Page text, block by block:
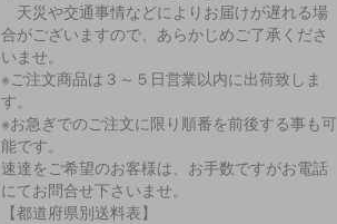
天災や交通事情などによりお届けが遅れる場
合がございますので、あらかじめご了承くださ
いませ。
※ご注文商品は３～５日営業以内に出荷致しま
す。
※お急ぎでのご注文に限り順番を前後する事も可
能です。
速達をご希望のお客様は、お手数ですがお電話
にてお問合せ下さいませ。
【都道府県別送料表】